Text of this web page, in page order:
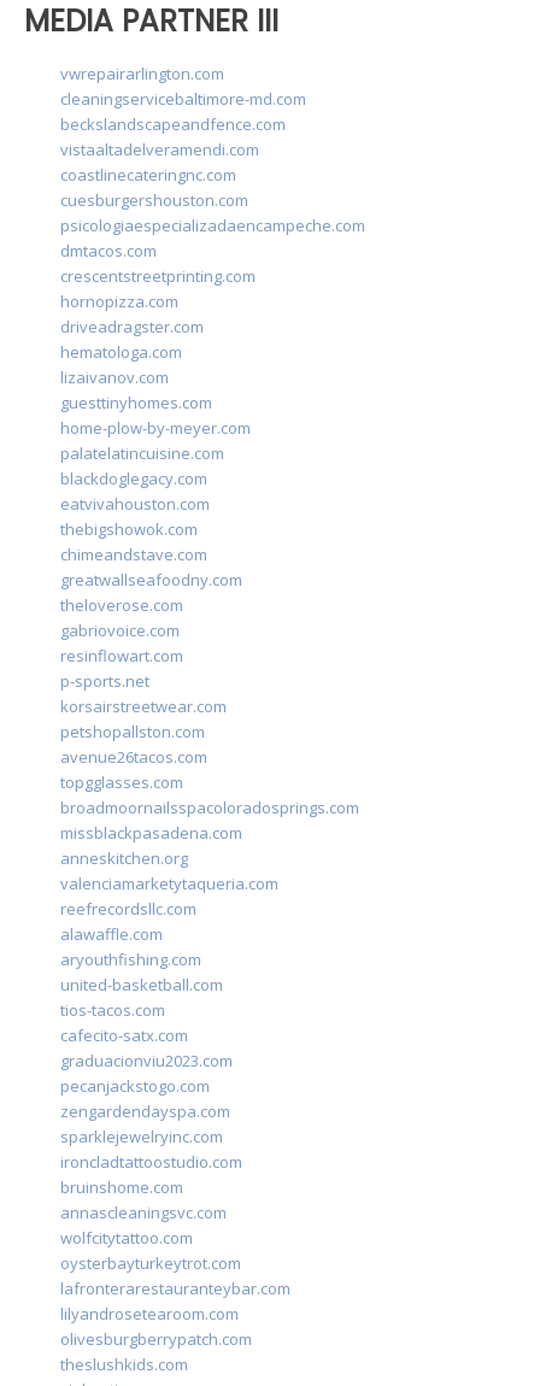
MEDIA PARTNER III
vwrepairarlington.com
cleaningservicebaltimore-md.com
beckslandscapeandfence.com
vistaaltadelveramendi.com
coastlinecateringnc.com
cuesburgershouston.com
psicologiaespecializadaencampeche.com
dmtacos.com
crescentstreetprinting.com
hornopizza.com
driveadragster.com
hematologa.com
lizaivanov.com
guesttinyhomes.com
home-plow-by-meyer.com
palatelatincuisine.com
blackdoglegacy.com
eatvivahouston.com
thebigshowok.com
chimeandstave.com
greatwallseafoodny.com
theloverose.com
gabriovoice.com
resinflowart.com
p-sports.net
korsairstreetwear.com
petshopallston.com
avenue26tacos.com
topgglasses.com
broadmoornailsspacoloradosprings.com
missblackpasadena.com
anneskitchen.org
valenciamarketytaqueria.com
reefrecordsllc.com
alawaffle.com
aryouthfishing.com
united-basketball.com
tios-tacos.com
cafecito-satx.com
graduacionviu2023.com
pecanjackstogo.com
zengardendayspa.com
sparklejewelryinc.com
ironcladtattoostudio.com
bruinshome.com
annascleaningsvc.com
wolfcitytattoo.com
oysterbayturkeytrot.com
lafronterarestauranteybar.com
lilyandrosetearoom.com
olivesburgberrypatch.com
theslushkids.com